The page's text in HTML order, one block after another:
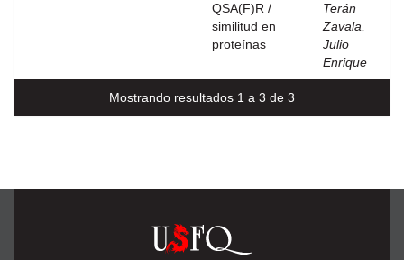
QSA(F)R /
similitud en
proteínas
Terán
Zavala,
Julio
Enrique
Mostrando resultados 1 a 3 de 3